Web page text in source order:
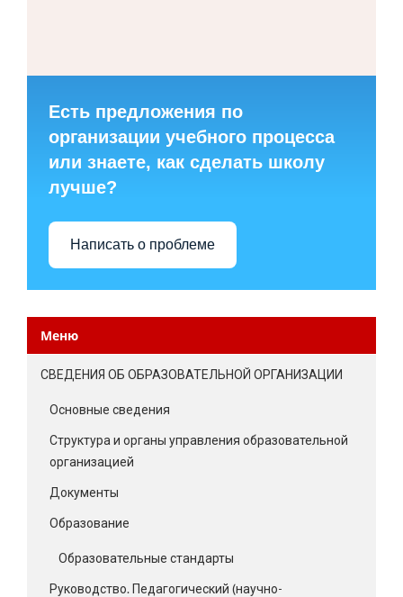
Есть предложения по
организации учебного процесса
или знаете, как сделать школу
лучше?
Написать о проблеме
Меню
СВЕДЕНИЯ ОБ ОБРАЗОВАТЕЛЬНОЙ ОРГАНИЗАЦИИ
Основные сведения
Структура и органы управления образовательной
организацией
Документы
Образование
Образовательные стандарты
Руководство. Педагогический (научно-